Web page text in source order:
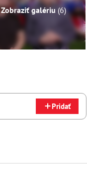
Zobraziť galériu (6)
Pridať